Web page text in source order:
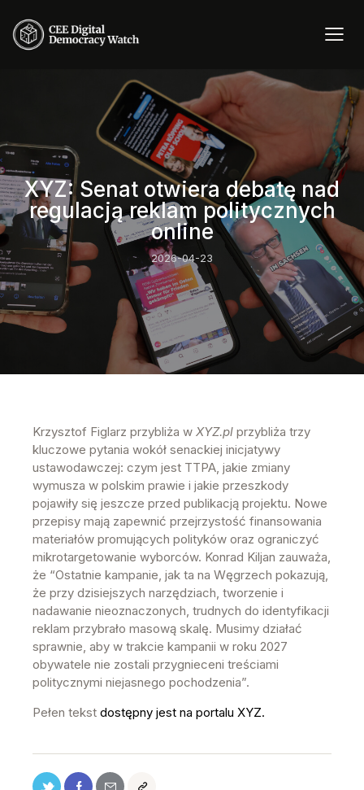
XYZ: Senat otwiera debatę nad
regulacją reklam politycznych
online
2026-04-23
Krzysztof Figlarz przybliża w XYZ.pl przybliża trzy
kluczowe pytania wokół senackiej inicjatywy
ustawodawczej: czym jest TTPA, jakie zmiany
wymusza w polskim prawie i jakie przeszkody
pojawiły się jeszcze przed publikacją projektu. Nowe
przepisy mają zapewnić przejrzystość finansowania
materiałów promujących polityków oraz ograniczyć
mikrotargetowanie wyborców. Konrad Kiljan zauważa,
że “Ostatnie kampanie, jak ta na Węgrzech pokazują,
że przy dzisiejszych narzędziach, tworzenie i
nadawanie nieoznaczonych, trudnych do identyfikacji
reklam przybrało masową skalę. Musimy działać
sprawnie, aby w trakcie kampanii w roku 2027
obywatele nie zostali przygnieceni treściami
politycznymi niejasnego pochodzenia”.
Pełen tekst dostępny jest na portalu XYZ.